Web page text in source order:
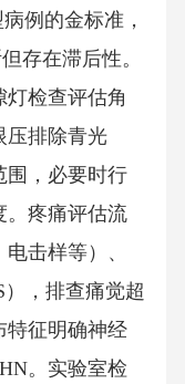
例的金标准，
存在滞后性。
检查评估角
压排除青光
围，必要时行
。疼痛评估流
击样等）、
，排查痛觉超
特征明确神经
。实验室检